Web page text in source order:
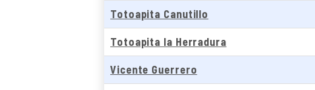
Totoapita Canutillo
Totoapita la Herradura
Vicente Guerrero